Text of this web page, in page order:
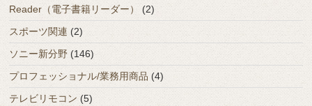
Reader（電子書籍リーダー）
(2)
スポーツ関連 (2)
ソニー新分野 (146)
プロフェッショナル/業務用商品 (4)
テレビリモコン (5)